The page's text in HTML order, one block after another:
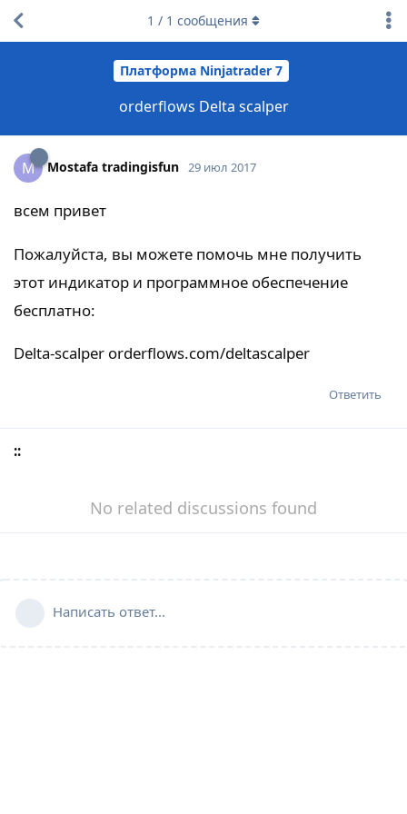
Платформа Ninjatrader 7
orderflows Delta scalper
1 / 1 сообщения
M Mostafa tradingisfun 29 июл 2017
всем привет
Пожалуйста, вы можете помочь мне получить
этот индикатор и программное обеспечение
бесплатно:
Delta-scalper orderflows.com/deltascalper
Ответить
::
No related discussions found
Написать ответ...